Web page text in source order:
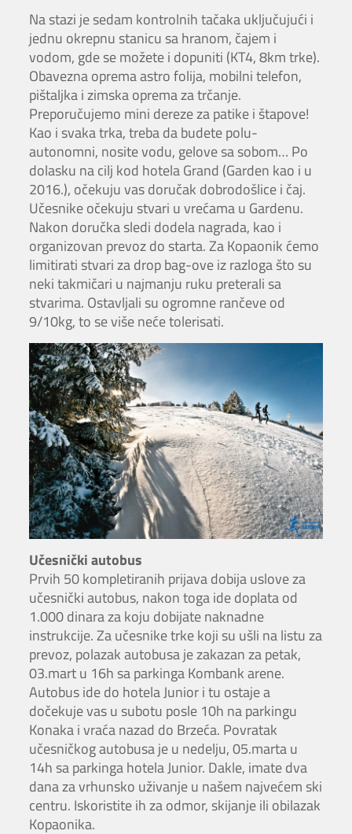
Na stazi je sedam kontrolnih tačaka uključujući i
jednu okrepnu stanicu sa hranom, čajem i
vodom, gde se možete i dopuniti (KT4, 8km trke).
Obavezna oprema astro folija, mobilni telefon,
pištaljka i zimska oprema za trčanje.
Preporučujemo mini dereze za patike i štapove!
Kao i svaka trka, treba da budete polu-
autonomni, nosite vodu, gelove sa sobom… Po
dolasku na cilj kod hotela Grand (Garden kao i u
2016.), očekuju vas doručak dobrodošlice i čaj.
Učesnike očekuju stvari u vrećama u Gardenu.
Nakon doručka sledi dodela nagrada, kao i
organizovan prevoz do starta. Za Kopaonik ćemo
limitirati stvari za drop bag-ove iz razloga što su
neki takmičari u najmanju ruku preterali sa
stvarima. Ostavljali su ogromne rančeve od
9/10kg, to se više neće tolerisati.
Učesnički autobus
Prvih 50 kompletiranih prijava dobija uslove za
učesnički autobus, nakon toga ide doplata od
1.000 dinara za koju dobijate naknadne
instrukcije. Za učesnike trke koji su ušli na listu za
prevoz, polazak autobusa je zakazan za petak,
03.mart u 16h sa parkinga Kombank arene.
Autobus ide do hotela Junior i tu ostaje a
dočekuje vas u subotu posle 10h na parkingu
Konaka i vraća nazad do Brzeća. Povratak
učesničkog autobusa je u nedelju, 05.marta u
14h sa parkinga hotela Junior. Dakle, imate dva
dana za vrhunsko uživanje u našem najvećem ski
centru. Iskoristite ih za odmor, skijanje ili obilazak
Kopaonika.